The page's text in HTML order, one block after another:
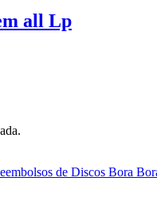
all Lp
de Discos Bora